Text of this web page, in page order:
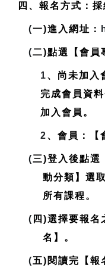
四、報名方式：採
(一)進入網址：
(二)點選【會員
1、尚未加入
完成會員資料
加入會員 。
2、會員：【
(三)登入後點選
動分類】選
所有課程。
( 四)選擇要報名
名】。
(五)閱讀完【報